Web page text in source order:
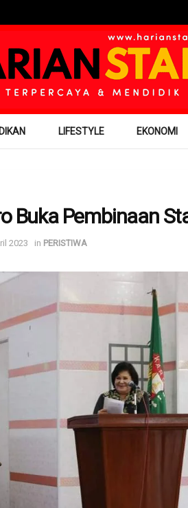
LIFESTYLE EKONOMI
Buka Pembinaan
2023 in PERISTIWA